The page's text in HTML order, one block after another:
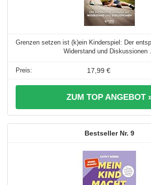
Grenzen setzen ist (k)ein Kinderspiel: Der
Widerstand und Diskussionen
17,99 €
ZUM TOP ANGEBOT
9